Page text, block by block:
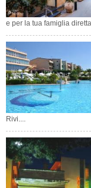
e per la tua famiglia
Rivi....